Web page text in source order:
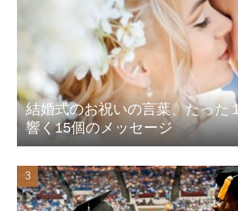
結婚式のお祝いの言葉、たった
響く15個のメッセージ